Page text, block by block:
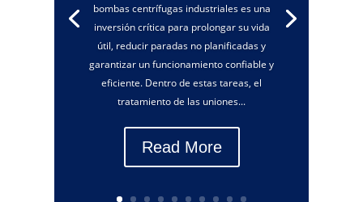
bombas centrífugas industriales es una
inversión crítica para prolongar su vida
útil, reducir paradas no planificadas y
garantizar un funcionamiento confiable y
eficiente. Dentro de estas tareas, el
tratamiento de las uniones...
Read More